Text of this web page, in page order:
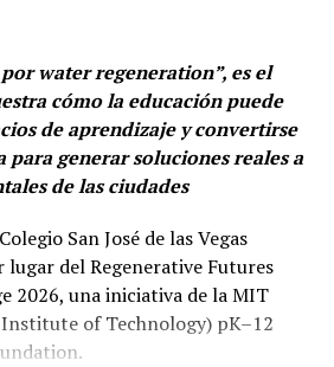
de 23 mil personas han sido
de las cuales el 71 %
educativas y laborales
por la falta de conectividad.
como Tunja, Villa de Leyva,
Soacha, Montería,
Santa Marta, Facatativá,
donde hoy operan las Salas de
water regeneration”, es el
cómo la educación puede
de aprendizaje y convertirse
generar soluciones reales a
de las ciudades
San José de las Vegas
del Regenerative Futures
2026, una iniciativa de la MIT
of Technology) pK–12